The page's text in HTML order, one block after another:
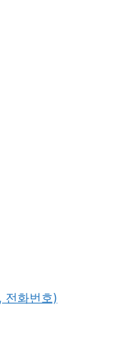
전화번호)